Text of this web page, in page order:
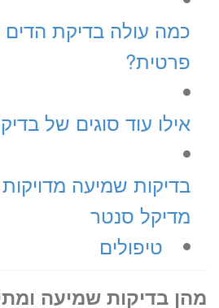
כמה עולה בדיקת הדים
פרטית?
אילו עוד סוגים של
בדיקות שמיעה
מדיקל סנטר
טיפולים
מהן בדיקות שמיעה